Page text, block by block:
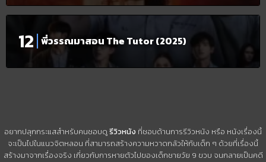
พี่วรรณมาสอน The Tutor (2025)
อยากปลุกกระแสสำหรับคนชอบดูรีวิวหนัง ที่ชอบด้านการรีวิวหนัง หรือ หนังเรื่องนี้
จะเป็นไปในแนวจิตหลอน ที่สามารถสร้างความหวาดกลัวให้กับเด็ก ๆ ด้วยที่เรื่องนี้
สร้างมาจากเรื่องจริง เกี่ยวกับการหายตัวไปของเด็กชายวัย 9 ขวบ จนกลายเป็นคดี